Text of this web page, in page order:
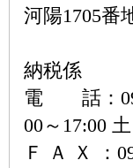
河陽1705番
南阿
納税係
電 話：
00～17:00
Ｆ Ａ Ｘ ：